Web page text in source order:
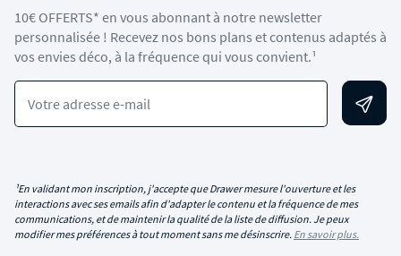
10€ OFFERTS* en vous abonnant à notre newsletter
personnalisée ! Recevez nos bons plans et contenus adaptés à
vos envies déco, à la fréquence qui vous convient.¹
Votre adresse e-mail
¹En validant mon inscription, j'accepte que Drawer mesure l'ouverture et les
interactions avec ses emails afin d'adapter le contenu et la fréquence de mes
communications, et de maintenir la qualité de la liste de diffusion. Je peux
modifier mes préférences à tout moment sans me désinscrire. En savoir plus.